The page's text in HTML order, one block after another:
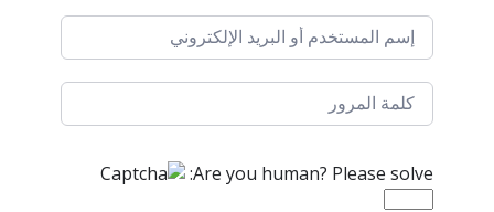
Are you human? Please solve: